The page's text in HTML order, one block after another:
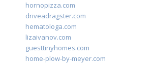
hornopizza.com
driveadragster.com
hematologa.com
lizaivanov.com
guesttinyhomes.com
home-plow-by-meyer.com